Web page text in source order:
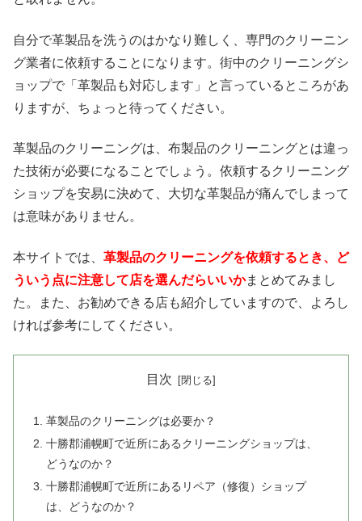
自分で革製品を洗うのはかなり難しく、専門のクリーニン
グ業者に依頼することになります。街中のクリーニングシ
ョップで「革製品も対応します」と言っているところがあ
りますが、ちょっと待ってください。
革製品のクリーニングは、布製品のクリーニングとは違っ
た技術が必要になることでしょう。依頼するクリーニング
ショップを安易に決めて、大切な革製品が痛んでしまって
は意味がありません。
本サイトでは、 革製品のクリーニングを依頼するとき、ど
ういう点に注意して店を選んだらいいかまとめてみまし
た。また、お勧めできる店も紹介していますので、よろし
ければ参考にしてください。
目次
革製品のクリーニングは必要か？
十勝郡浦幌町で近所にあるクリーニングショップは、
どうなのか？
十勝郡浦幌町で近所にあるリペア（修復）ショップ
は、どうなのか？